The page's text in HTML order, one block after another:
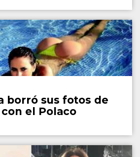
borró sus fotos de
el Polaco